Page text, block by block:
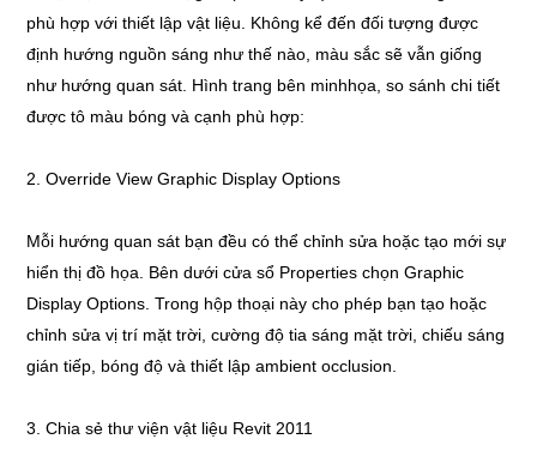
phù hợp với thiết lập vật liệu. Không kể đến đối tượng được
định hướng nguồn sáng như thế nào, màu sắc sẽ vẫn giống
như hướng quan sát. Hình trang bên minhhọa, so sánh chi tiết
được tô màu bóng và cạnh phù hợp:
2. Override View Graphic Display Options
Mỗi hướng quan sát bạn đều có thể chỉnh sửa hoặc tạo mới sự
hiển thị đồ họa. Bên dưới cửa sổ Properties chọn Graphic
Display Options. Trong hộp thoại này cho phép bạn tạo hoặc
chỉnh sửa vị trí mặt trời, cường độ tia sáng mặt trời, chiếu sáng
gián tiếp, bóng độ và thiết lập ambient occlusion.
3. Chia sẻ thư viện vật liệu Revit 2011